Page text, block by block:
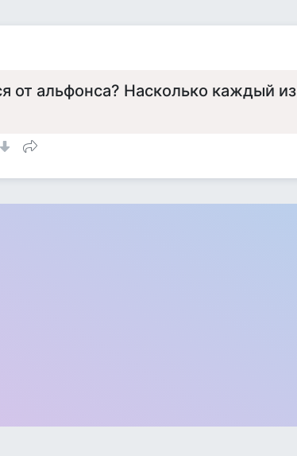
от альфонса? Насколько каждый из